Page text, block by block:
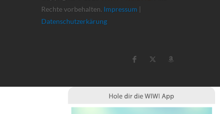
Rechte vorbehalten. Impressum |
Datenschutzerkärung